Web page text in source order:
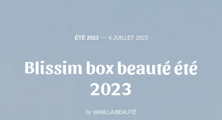
ÉTÉ 2023 4 JUILLET 2023
Blissim box beauté été
2023
by VANILLA BEAUTÉ